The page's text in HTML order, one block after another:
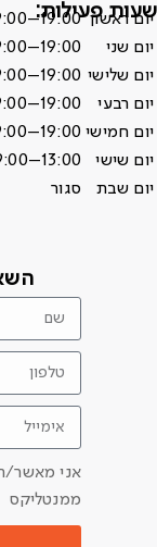
שעות פעילות:
יום ראשון
יום שני
יום שלישי
יום רבעי
יום חמישי
יום שישי
יום שבת
סגור
אני מאשר/ת
ממנטליקס